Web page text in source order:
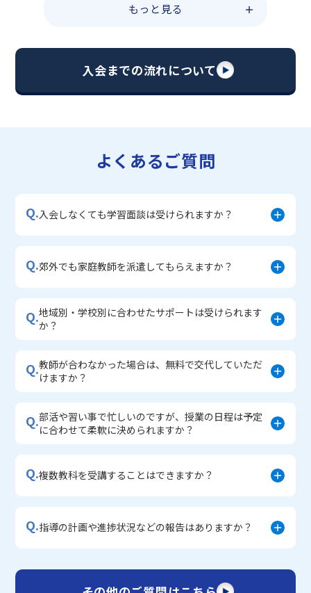
・総合型選抜直前対策コース
・【志望校別】公立・私立高校受験対策コース
・宿題サポートコース
・学習習慣定着コース
もっと見る
入会までの流れについて
よくあるご質問
Q.入会しなくても学習面談は受けられますか？
Q.郊外でも家庭教師を派遣してもらえますか？
Q.地域別・学校別に合わせたサポートは受けられます
か？
Q.教師が合わなかった場合は、無料で交代していただ
けますか？
Q.部活や習い事で忙しいのですが、授業の日程は予定
に合わせて柔軟に決められますか？
Q.複数教科を受講することはできますか？
Q.指導の計画や進捗状況などの報告はありますか？